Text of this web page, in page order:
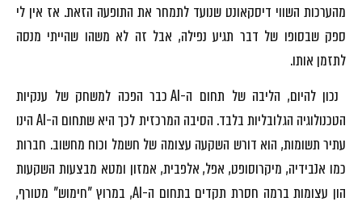
מהערכות השווי דיסקאונט שנועד לתמחר את התופעה הזאת. אז אין לי
ספק שבסופו של דבר תגיע נפילה, אבל זה לא משהו שהייתי מנסה
לתזמן אותו.
נכון להיום, הליבה של תחום ה-AI כבר הפכה למשחק של ענקיות
הטכנולוגיה הגלובליות בלבד. הסיבה המרכזית לכך היא שתחום ה-AI הינו
עתיר תשומות, הוא דורש השקעה עצומה של חשמל וכוח מחשוב. חברות
כמו אנבידיה, מיקרוסופט, אפל, אלפבית, אמזון ומטא מבצעות השקעות
הון עצומות ברמה חסרת תקדים בתחום ה-AI, במרוץ "חימוש" מטורף,